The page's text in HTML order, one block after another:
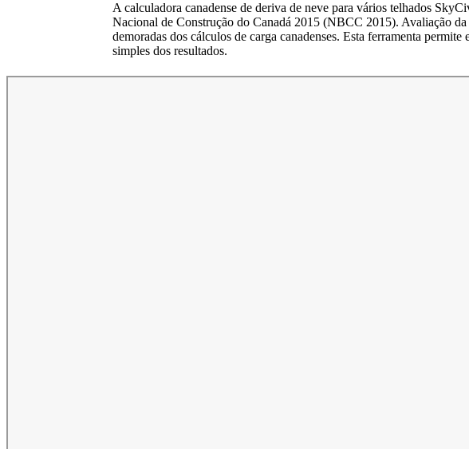
A calculadora canadense de deriva de neve para vários telhados
Nacional de Construção do Canadá 2015 (NBCC 2015). Avaliação
demoradas dos cálculos de carga canadenses. Esta ferramenta
simples dos resultados.